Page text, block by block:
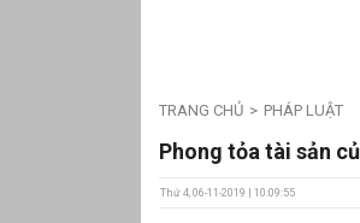
TRANG CHỦ PHÁP LUẬT
Phong tỏa tài sản
Thứ 4, 06-11-2019 | 10:09:55